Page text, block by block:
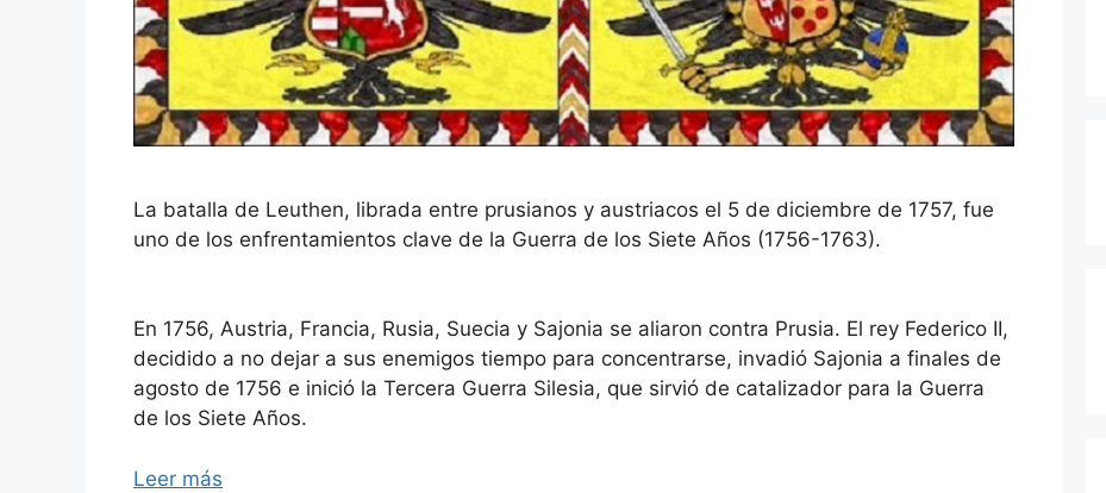
La batalla de Leuthen, librada entre prusianos y austriacos el 5 de diciembre de 1757, fue
uno de los enfrentamientos clave de la Guerra de los Siete Años (1756-1763).
En 1756, Austria, Francia, Rusia, Suecia y Sajonia se aliaron contra Prusia. El rey Federico II,
decidido a no dejar a sus enemigos tiempo para concentrarse, invadió Sajonia a finales de
agosto de 1756 e inició la Tercera Guerra Silesia, que sirvió de catalizador para la Guerra
de los Siete Años.
Leer más